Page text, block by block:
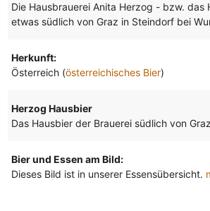
Die Hausbrauerei Anita Herzog - bzw. das
etwas südlich von Graz in Steindorf bei
Herkunft:
Österreich (österreichisches Bier)
Herzog Hausbier
Das Hausbier der Brauerei südlich von
Bier und Essen am Bild:
Dieses Bild ist in unserer Essensübersicht.